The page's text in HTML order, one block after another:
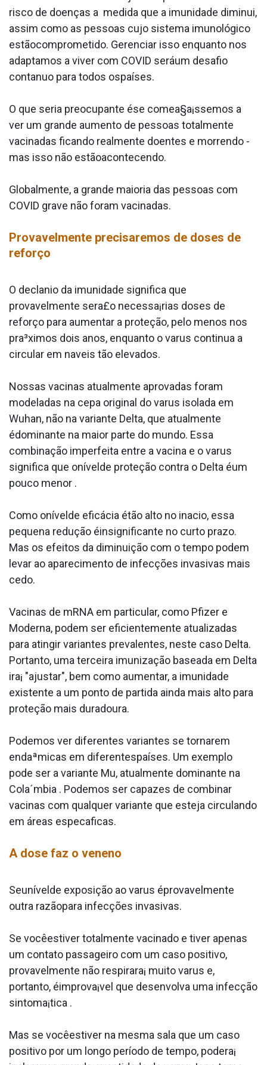
risco de doenças a medida que a imunidade diminui,
assim como as pessoas cujo sistema imunológico
estãocomprometido. Gerenciar isso enquanto nos
adaptamos a viver com COVID seráum desafio
conta­nuo para todos ospaíses.
O que seria preocupante ése comea§a¡ssemos a
ver um grande aumento de pessoas totalmente
vacinadas ficando realmente doentes e morrendo -
mas isso não estãoacontecendo.
Globalmente, a grande maioria das pessoas com
COVID grave não foram vacinadas.
Provavelmente precisaremos de doses de
reforço
O decla­nio da imunidade significa que
provavelmente sera£o necessa¡rias doses de
reforço para aumentar a proteção, pelo menos nos
pra³ximos dois anos, enquanto o va­rus continua a
circular em na­veis tão elevados.
Nossas vacinas atualmente aprovadas foram
modeladas na cepa original do va­rus isolada em
Wuhan, não na variante Delta, que atualmente
édominante na maior parte do mundo. Essa
combinação imperfeita entre a vacina e o va­rus
significa que onívelde proteção contra o Delta éum
pouco menor .
Como onívelde eficácia étão alto no ina­cio, essa
pequena redução éinsignificante no curto prazo.
Mas os efeitos da diminuição com o tempo podem
levar ao aparecimento de infecções invasivas mais
cedo.
Vacinas de mRNA em particular, como Pfizer e
Moderna, podem ser eficientemente atualizadas
para atingir variantes prevalentes, neste caso Delta.
Portanto, uma terceira imunização baseada em Delta
ira¡ "ajustar", bem como aumentar, a imunidade
existente a um ponto de partida ainda mais alto para
proteção mais duradoura.
Podemos ver diferentes variantes se tornarem
endaªmicas em diferentespaíses. Um exemplo
pode ser a variante Mu, atualmente dominante na
Cola´mbia . Podemos ser capazes de combinar
vacinas com qualquer variante que esteja circulando
em áreas especa­ficas.
A dose faz o veneno
Seunívelde exposição ao va­rus éprovavelmente
outra razãopara infecções invasivas.
Se vocêestiver totalmente vacinado e tiver apenas
um contato passageiro com um caso positivo,
provavelmente não respirara¡ muito va­rus e,
portanto, éimprova¡vel que desenvolva uma infecção
sintoma¡tica .
Mas se vocêestiver na mesma sala que um caso
positivo por um longo período de tempo, podera¡